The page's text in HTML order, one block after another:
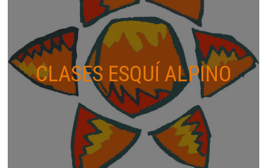
CLASES ESQUÍ ALPINO